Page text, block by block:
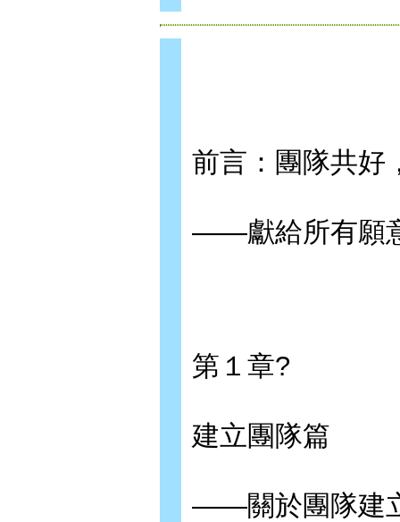
前言：團隊共好
——獻給所有願
第１章?
建立團隊篇
——關於團隊建